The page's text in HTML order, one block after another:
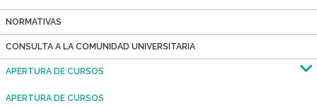
NORMATIVAS
CONSULTA A LA COMUNIDAD UNIVERSITARIA
APERTURA DE CURSOS
APERTURA DE CURSOS